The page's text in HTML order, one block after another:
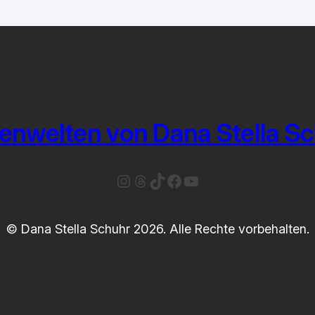
von Dana Stella
Instagram
Threads
TikTok
Facebook
YouTube
© Dana Stella Schuhr 2026. Alle Rechte vorbehalten.